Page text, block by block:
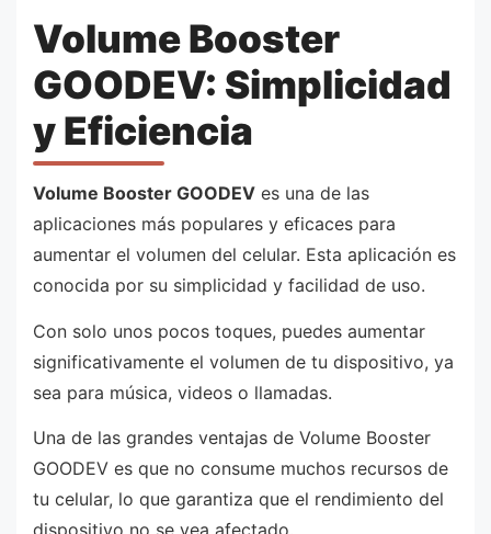
Volume Booster
GOODEV: Simplicidad
y Eficiencia
Volume Booster GOODEV es una de las
aplicaciones más populares y eficaces para
aumentar el volumen del celular. Esta aplicación es
conocida por su simplicidad y facilidad de uso.
Con solo unos pocos toques, puedes aumentar
significativamente el volumen de tu dispositivo, ya
sea para música, videos o llamadas.
Una de las grandes ventajas de Volume Booster
GOODEV es que no consume muchos recursos de
tu celular, lo que garantiza que el rendimiento del